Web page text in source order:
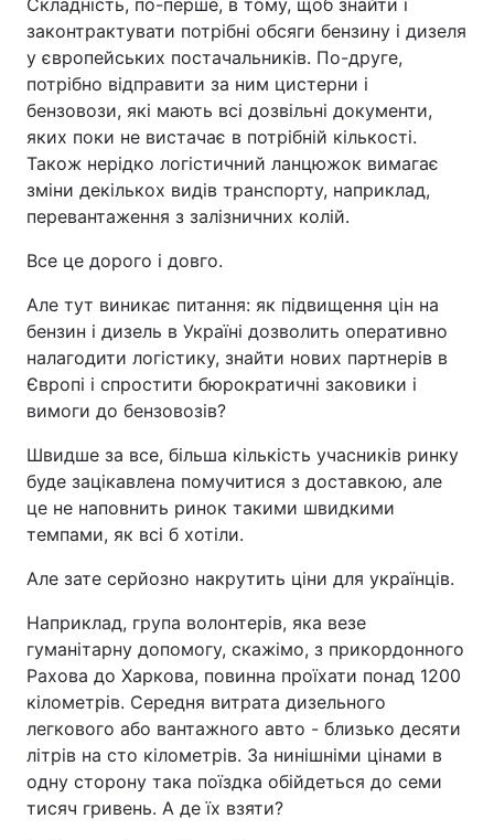
Складність, по-перше, в тому, щоб знайти і
законтрактувати потрібні обсяги бензину і дизеля
у європейських постачальників. По-друге,
потрібно відправити за ним цистерни і
бензовози, які мають всі дозвільні документи,
яких поки не вистачає в потрібній кількості.
Також нерідко логістичний ланцюжок вимагає
зміни декількох видів транспорту, наприклад,
перевантаження з залізничних колій.
Все це дорого і довго.
Але тут виникає питання: як підвищення цін на
бензин і дизель в Україні дозволить оперативно
налагодити логістику, знайти нових партнерів в
Європі і спростити бюрократичні заковики і
вимоги до бензовозів?
Швидше за все, більша кількість учасників ринку
буде зацікавлена помучитися з доставкою, але
це не наповнить ринок такими швидкими
темпами, як всі б хотіли.
Але зате серйозно накрутить ціни для українців.
Наприклад, група волонтерів, яка везе
гуманітарну допомогу, скажімо, з прикордонного
Рахова до Харкова, повинна проїхати понад 1200
кілометрів. Середня витрата дизельного
легкового або вантажного авто - близько десяти
літрів на сто кілометрів. За нинішніми цінами в
одну сторону така поїздка обійдеться до семи
тисяч гривень. А де їх взяти?